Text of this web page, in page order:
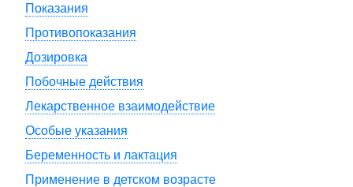
Показания
Противопоказания
Дозировка
Побочные действия
Лекарственное взаимодействие
Особые указания
Беременность и лактация
Применение в детском возрасте